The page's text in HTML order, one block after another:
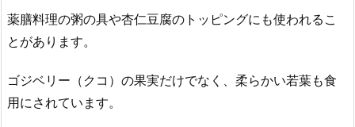
薬膳料理の粥の具や杏仁豆腐のトッピングにも使われるこ
とがあります。
ゴジベリー（クコ）の果実だけでなく、柔らかい若葉も食
用にされています。